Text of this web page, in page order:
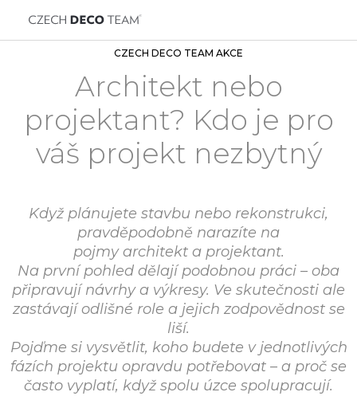
CZECH DECO TEAM AKCE
Architekt nebo
projektant? Kdo je pro
váš projekt nezbytný
Když plánujete stavbu nebo rekonstrukci,
pravděpodobně narazíte na
pojmyarchitekta projektant.
Na první pohled dělají podobnou práci – oba
připravují návrhy a výkresy. Ve skutečnosti ale
zastávají odlišné role a jejich zodpovědnost se
liší.
Pojďme si vysvětlit, koho budete v jednotlivých
fázích projektu opravdu potřebovat – a proč se
často vyplatí, když spolu úzce spolupracují.